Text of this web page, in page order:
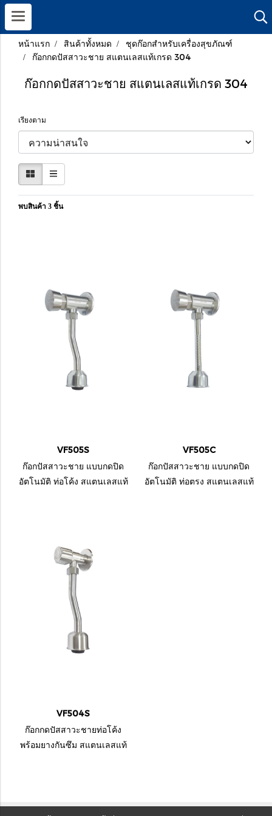
หน้าแรก สินค้าทั้งหมด
ชุดก๊อกสำหรับเครื่องสุขภัณฑ์
ก๊อกกดปัสสาวะชาย สแตนเลสแท้เกรด 304
ก๊อกกดปัสสาวะชาย สแตนเลสแท้เกรด 304
เรียงตาม
พบสินค้า 3 ชิ้น
VF505S
ก๊อกปัสสาวะชาย แบบกดปิด
อัตโนมัติ ท่อโค้ง สแตนเลสแท้
VF505C
ก๊อกปัสสาวะชาย แบบกดปิด
อัตโนมัติ ท่อตรง สแตนเลสแท้
VF504S
ก๊อกกดปัสสาวะชายท่อโค้ง
พร้อมยางกันซึม สแตนเลสแท้